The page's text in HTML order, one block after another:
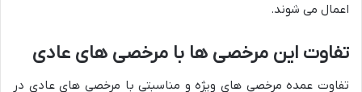
اعمال می شوند.
تفاوت این مرخصی ها با مرخصی های عادی
تفاوت عمده مرخصی های ویژه و مناسبتی با مرخصی های عادی در